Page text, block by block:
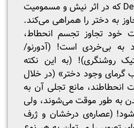
انحطاطی Dekadenz که در اثر نیش و مسمومیت
به دختر را همراهی می‌کند.
خود تجاوز تجسم انحطاط،
به بی‌خردی است! (آدورنو/
روشنگری)! (به این نکته
گرمای وجود دختر» (در خلال
انحطاطند، مانع تجلی آن به
به طور موقت می‌شوند، ولی
(عصاره‌ی درخشان و ژرف